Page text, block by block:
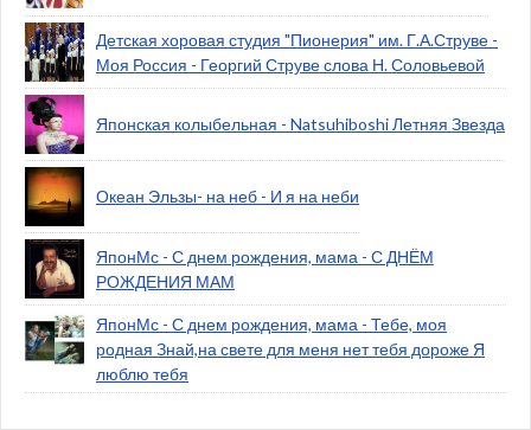
Детская хоровая студия "Пионерия" им. Г.А.Струве -
Моя Россия - Георгий Струве слова Н. Соловьевой
Японская колыбельная - Natsuhiboshi Летняя Звезда
Океан Эльзы- на неб - И я на неби
ЯпонМс - С днем рождения, мама - С ДНЁМ
РОЖДЕНИЯ МАМ
ЯпонМс - С днем рождения, мама - Тебе, моя
родная Знай,на свете для меня нет тебя дороже Я
люблю тебя